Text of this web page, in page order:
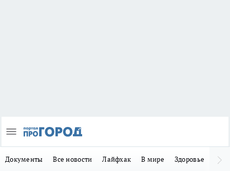
Документы Все новости Лайфхак В мире Здоровье